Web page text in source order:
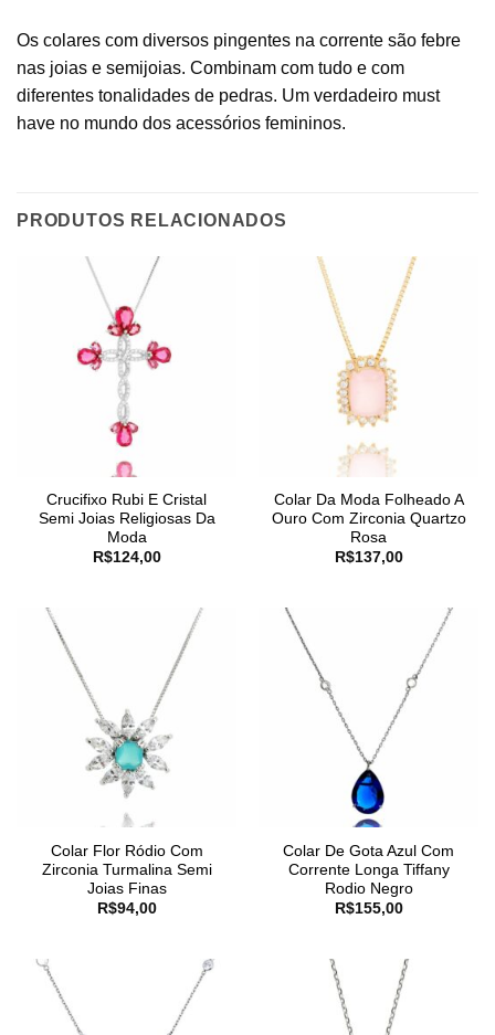
Os colares com diversos pingentes na corrente são febre
nas joias e semijoias. Combinam com tudo e com
diferentes tonalidades de pedras. Um verdadeiro must
have no mundo dos acessórios femininos.
PRODUTOS RELACIONADOS
Crucifixo Rubi E Cristal
Semi Joias Religiosas Da
Moda
R$124,00
Colar Da Moda Folheado A
Ouro Com Zirconia Quartzo
Rosa
R$137,00
Colar Flor Ródio Com
Zirconia Turmalina Semi
Joias Finas
R$94,00
Colar De Gota Azul Com
Corrente Longa Tiffany
Rodio Negro
R$155,00